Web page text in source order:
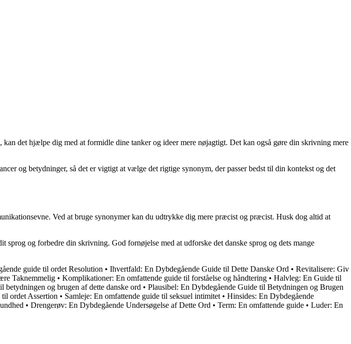
det hjælpe dig med at formidle dine tanker og ideer mere nøjagtigt. Det kan også gøre din skrivning mere
og betydninger, så det er vigtigt at vælge det rigtige synonym, der passer bedst til din kontekst og det
Ved at bruge synonymer kan du udtrykke dig mere præcist og præcist. Husk dog altid at
og forbedre din skrivning. God fornøjelse med at udforske det danske sprog og dets mange
guide til ordet Resolution • Ihvertfald: En Dybdegående Guide til Dette Danske Ord • Revitalisere: Giv
Taknemmelig • Komplikationer: En omfattende guide til forståelse og håndtering • Halvleg: En Guide til
og brugen af dette danske ord • Plausibel: En Dybdegående Guide til Betydningen og Brugen
ordet Assertion • Samleje: En omfattende guide til seksuel intimitet • Hinsides: En Dybdegående
• Drengerøv: En Dybdegående Undersøgelse af Dette Ord • Term: En omfattende guide • Luder: En